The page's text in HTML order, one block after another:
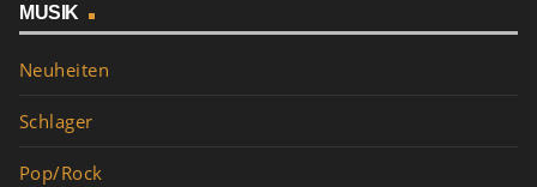
MUSIK
Neuheiten
Schlager
Pop/Rock